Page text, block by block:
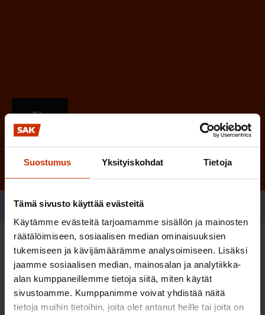
Suostumus Yksityiskohdat Tietoja
Tämä sivusto käyttää evästeitä
Käytämme evästeitä tarjoamamme sisällön ja mainosten
räätälöimiseen, sosiaalisen median ominaisuuksien
tukemiseen ja kävijämäärämme analysoimiseen. Lisäksi
jaamme sosiaalisen median, mainosalan ja analytiikka-
alan kumppaneillemme tietoja siitä, miten käytät
sivustoamme. Kumppanimme voivat yhdistää näitä
tietoja muihin tietoihin, joita olet antanut heille tai joita on
Tilaa
Jaa
Sinua saattaa myös kiinnostaa
TASA-ARVO JA YHDENVERTAISUUS